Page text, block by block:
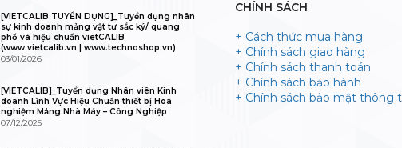
[VIETCALIB TUYỂN DỤNG]_Tuyển dụng nhân
sự kinh doanh mảng vật tư sắc ký/ quang
phổ và hiệu chuẩn vietCALIB
(www.vietcalib.vn | www.technoshop.vn)
03/01/2026
[VIETCALIB]_Tuyển dụng Nhân viên Kinh
doanh Lĩnh Vực Hiệu Chuẩn thiết bị Hoá
nghiệm Mảng Nhà Máy – Công Nghiệp
07/12/2025
CHÍNH SÁCH
+ Cách thức mua hàng
+ Chính sách giao hàng
+ Chính sách thanh toán
+ Chính sách bảo hành
+ Chính sách bảo mật thông